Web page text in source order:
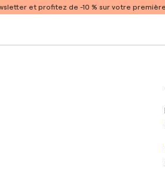
et profitez de -10 % sur votre